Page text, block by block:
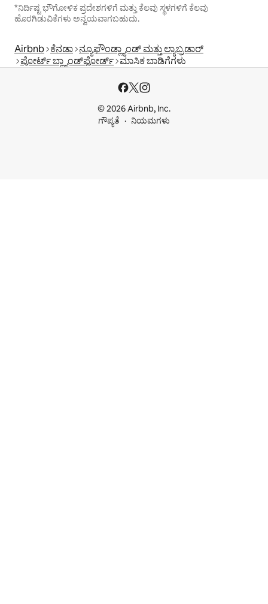
*ನಿರ್ದಿಷ್ಟ ಭೌಗೋಳಿಕ ಪ್ರದೇಶಗಳಿಗೆ ಮತ್ತು ಕೆಲವು ಸ್ಥಳಗಳಿಗೆ ಕೆಲವು
ಹೊರಗಿಡುವಿಕೆಗಳು ಅನ್ವಯವಾಗಬಹುದು.
Airbnb ಕೆನಡಾ ನ್ಯೂಫೌಂಡ್ಲ್ಯಾಂಡ್ ಮತ್ತು ಲ್ಯಾಬ್ರಡಾರ್
ಪೋರ್ಟ್ ಬ್ಲ್ಯಾಂಡ್‌ಫೋರ್ಡ್ ಮಾಸಿಕ ಬಾಡಿಗೆಗಳು
© 2026 Airbnb, Inc.
ಗೌಪ್ಯತೆ
ನಿಯಮಗಳು